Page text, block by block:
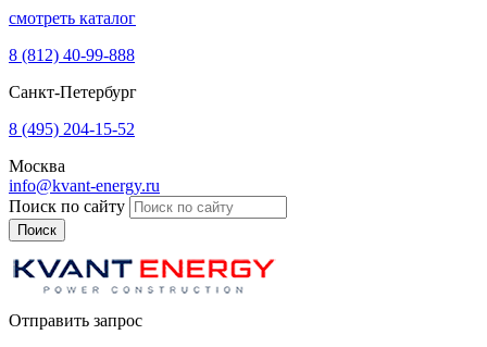
смотреть каталог
8 (812) 40-99-888
Санкт-Петербург
8 (495) 204-15-52
Москва
info@kvant-energy.ru
Поиск по сайту
Отправить запрос